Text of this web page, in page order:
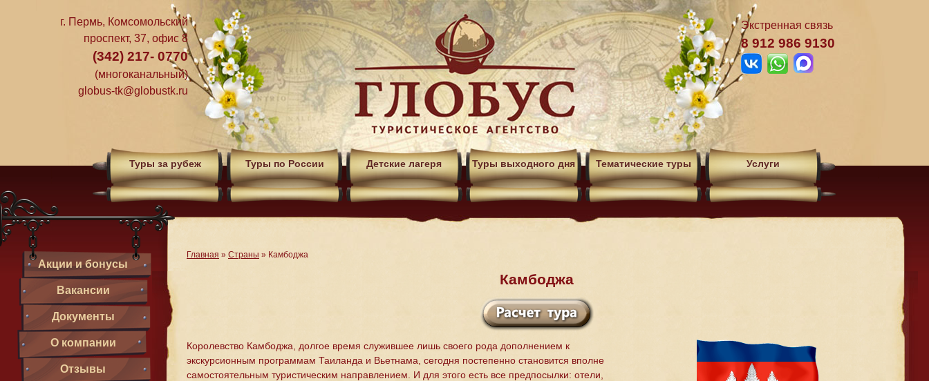
г. Пермь, Комсомольский
проспект, 37, офис 8
(342) 217- 0770
(многоканальный)
globus-tk@globustk.ru
Экстренная связь
8 912 986 9130
Туры за рубеж Туры по России Детские лагеря Туры выходного дня Тематические туры Услуги
Акции и бонусы
Вакансии
Документы
О компании
Отзывы
Главная » Страны » Камбоджа
Камбоджа
Королевство Камбоджа, долгое время служившее лишь своего рода дополнением к
экскурсионным программам Таиланда и Вьетнама, сегодня постепенно становится вполне
самостоятельным туристическим направлением. И для этого есть все предпосылки: отели,